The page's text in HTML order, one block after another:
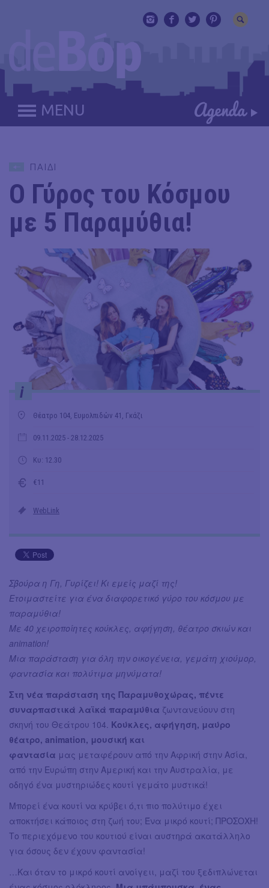
MENU
ΠΑΙΔΙ
Ο Γύρος του Κόσμου
με 5 Παραμύθια!
i
Θέατρο 104, Ευμολπιδών 41, Γκάζι
09.11.2025 - 28.12.2025
Κυ: 12.30
€11
WebLink
Σβούρα η Γη, Γυρίζει! Κι εμείς μαζί της!
Ετοιμαστείτε για ένα διαφορετικό γύρο του κόσμου με
παραμύθια!
Με 40 χειροποίητες κούκλες, αφήγηση, θέατρο σκιών και
animation!
Μια παράσταση για όλη την οικογένεια, γεμάτη χιούμορ,
φαντασία και πολύτιμα μηνύματα!
Στη νέα παράσταση της Παραμυθοχώρας, πέντε
συναρπαστικά λαϊκά παραμύθια ζωντανεύουν στη
σκηνή του Θεάτρου 104. Κούκλες, αφήγηση, μαύρο
θέατρο, animation, μουσική και
φαντασία μας μεταφέρουν από την Αφρική στην Ασία,
από την Ευρώπη στην Αμερική και την Αυστραλία, με
οδηγό ένα μυστηριώδες κουτί γεμάτο μυστικά!
Μπορεί ένα κουτί να κρύβει ό,τι πιο πολύτιμο έχει
αποκτήσει κάποιος στη ζωή του; Ένα μικρό κουτί; ΠΡΟΣΟΧΗ!
Το περιεχόμενο του κουτιού είναι αυστηρά ακατάλληλο
για όσους δεν έχουν φαντασία!
…Και όταν το μικρό κουτί ανοίγειι, μαζί του ξεδιπλώνεται